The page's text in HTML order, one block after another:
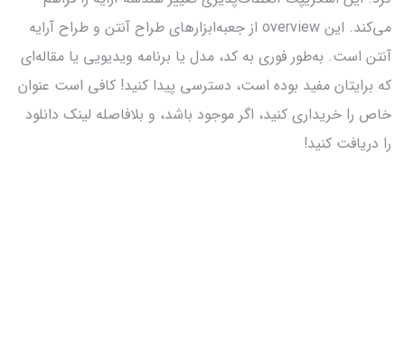
می‌کند. این overview از جعبه‌ابزارهای طراح آنتن و طراح آرایه
آنتن است. به‌طور فوری به کد، مدل یا برنامه ویدیویی یا مقاله‌ای
که برایتان مفید بوده است، دسترسی پیدا کنید! کافی است عنوان
خاص را خریداری کنید، اگر موجود باشد، و بلافاصله لینک دانلود
را دریافت کنید!